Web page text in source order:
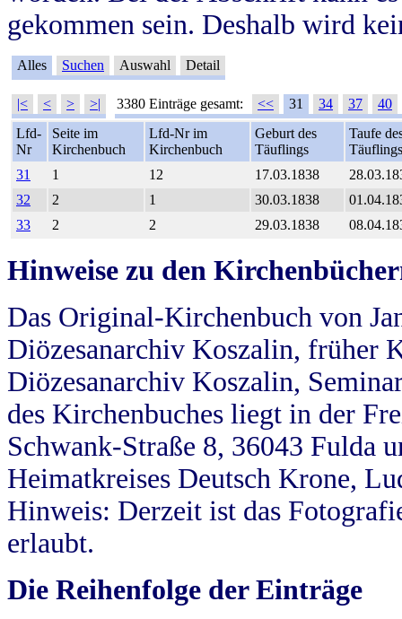
gekommen sein. Deshalb wird
Alles Suchen Auswahl Detail
|< < > >| 3380 Einträge gesamt: << 31 34 37
40
Lfd-
Nr
Seite im
Kirchenbuch
Lfd-Nr im
Kirchenbuch
Geburt des
Täuflings
Taufe
Täuflings
31
1 12 17.03.1838
32
2 1 30.03.1838
33
2 2 29.03.1838
Hinweise zu den
Das Original-Kirchenbuch von
Diözesanarchiv Koszalin, früher
Diözesanarchiv Koszalin,
des Kirchenbuches liegt in der
Schwank-Straße 8, 36043 Fulda
Heimatkreises Deutsch Krone,
Hinweis: Derzeit ist das
erlaubt.
Die Reihenfolge der Einträge